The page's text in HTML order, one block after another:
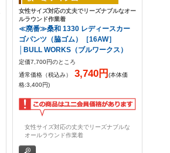
女性サイズ対応の丈夫でリーズナブルなオー
ルラウンド作業着
≪廃番≫桑和 1330 レディースカー
ゴパンツ（脇ゴム）［16AW］
│BULL WORKS（ブルワークス）
定価7,700円のところ
通常価格（税込み）
3,740円(本体価
格:3,400円)
女性サイズ対応の丈夫でリーズナブルな
オールラウンド作業着